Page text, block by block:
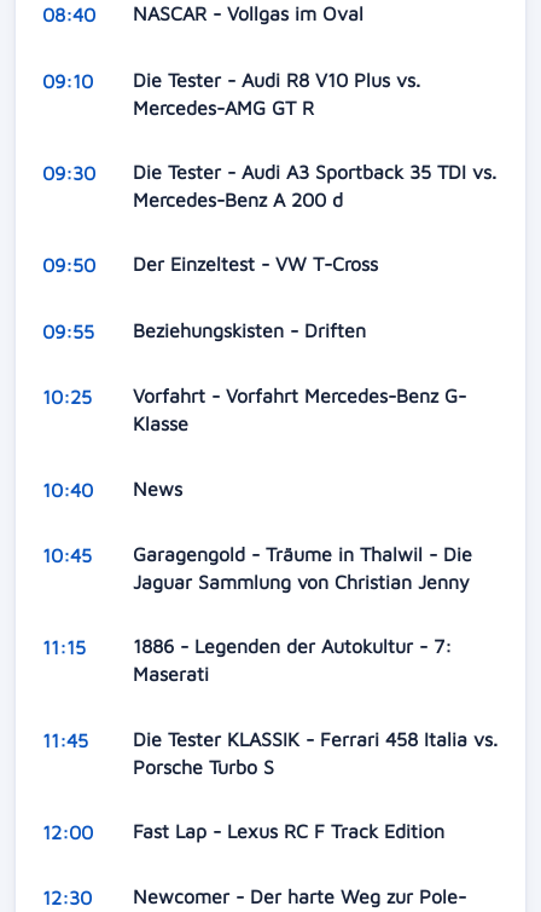
08:40 NASCAR - Vollgas im Oval
09:10
Die Tester - Audi R8 V10 Plus vs.
Mercedes-AMG GT R
09:30
Die Tester - Audi A3 Sportback 35 TDI vs.
Mercedes-Benz A 200 d
09:50 Der Einzeltest - VW T-Cross
09:55 Beziehungskisten - Driften
10:25
Vorfahrt - Vorfahrt Mercedes-Benz G-
Klasse
10:40 News
10:45
Garagengold - Träume in Thalwil - Die
Jaguar Sammlung von Christian Jenny
11:15
1886 - Legenden der Autokultur - 7:
Maserati
11:45
Die Tester KLASSIK - Ferrari 458 Italia vs.
Porsche Turbo S
12:00 Fast Lap - Lexus RC F Track Edition
12:30
Newcomer - Der harte Weg zur Pole-